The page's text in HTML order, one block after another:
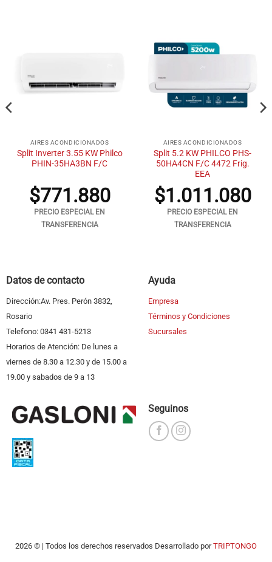
AIRES ACONDICIONADOS
Split Inverter 3.55 KW Philco
PHIN-35HA3BN F/C
$771.880
PRECIO ESPECIAL EN
TRANSFERENCIA
AIRES ACONDICIONADOS
Split 5.2 KW PHILCO PHS-
50HA4CN F/C 4472 Frig.
EEA
$1.011.080
PRECIO ESPECIAL EN
TRANSFERENCIA
Datos de contacto
Dirección:Av. Pres. Perón 3832,
Rosario
Telefono: 0341 431-5213
Horarios de Atención: De lunes a
viernes de 8.30 a 12.30 y de 15.00 a
19.00 y sabados de 9 a 13
Ayuda
Empresa
Términos y Condiciones
Sucursales
Seguinos
2026 © | Todos los derechos reservados Desarrollado porTRIPTONGO